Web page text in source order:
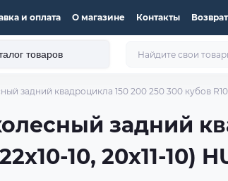
и оплата О магазине Контакты
товаров
задний квадроцикла 150 200 250 300 кубов R10
задний
10, 20х11-10)